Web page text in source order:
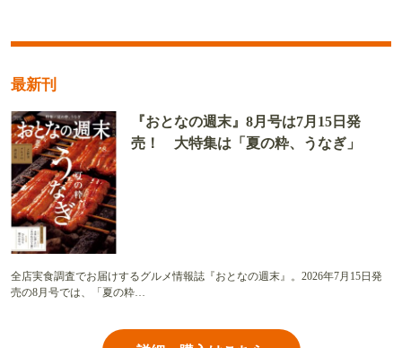
最新刊
『おとなの週末』8月号は7月15日発
売！ 大特集は「夏の粋、うなぎ」
全店実食調査でお届けするグルメ情報誌『おとなの週末』。2026年7月15日発
売の8月号では、「夏の粋…